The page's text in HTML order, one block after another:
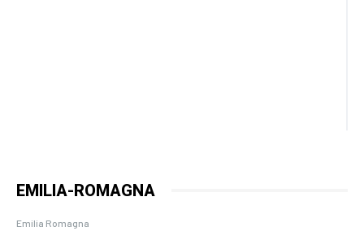
EMILIA-ROMAGNA
Emilia Romagna